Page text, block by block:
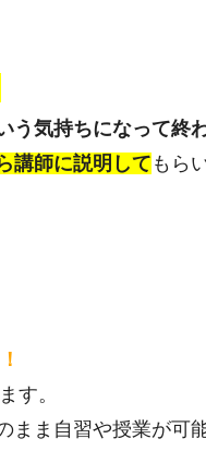
う気持ちになって終
講師に説明して もら
す。
まま自習や授業が可